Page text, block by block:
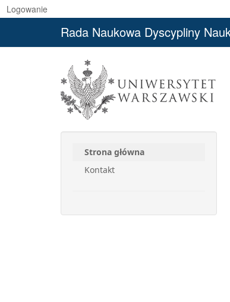
Logowanie
Rada Naukowa Dyscypliny
Strona główna
Kontakt